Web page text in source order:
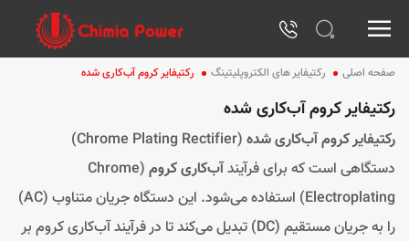
صفحه اصلی رکتیفایر های الکتروپلیتینگ رکتیفایر کروم آب‌کاری شده
رکتیفایر کروم آب‌کاری شده
رکتیفایر کروم آب‌کاری شده
(Chrome Plating Rectifier)
دستگاهی است که برای فرآیندآب‌کاری کروم (Chrome
Electroplating) استفاده می‌شود. این دستگاه جریان متناوب (AC)
را به جریان مستقیم (DC) تبدیل می‌کند تا در فرآیند آب‌کاری کروم بر